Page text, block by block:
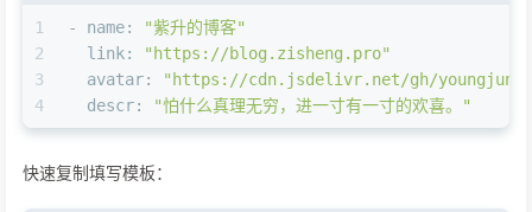
1
2
3
4
- name:
"紫升的博客"
link:
"https://blog.zisheng.pro"
avatar:
"https://cdn.jsdelivr.net/gh/youngjuning/
descr:
"怕什么真理无穷，进一寸有一寸的欢喜。"
快速复制填写模板：